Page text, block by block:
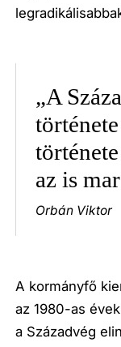
„A
az is
Orbán Viktor
A kormányfő
az 1980-as
a Századvég